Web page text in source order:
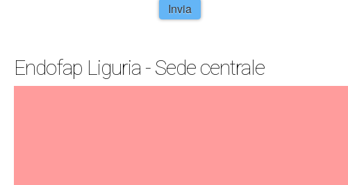
Invia
Endofap Liguria - Sede centrale